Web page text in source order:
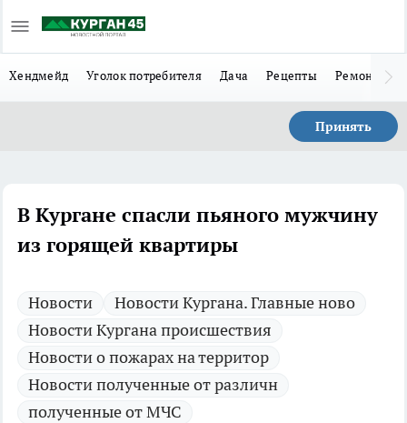
Хендмейд Уголок потребителя Дача Рецепты Ремонт
Принять
В Кургане спасли пьяного мужчину
из горящей квартиры
Новости
Новости Кургана. Главные ново
Новости Кургана происшествия
Новости о пожарах на территор
Новости полученные от различн
полученные от МЧС